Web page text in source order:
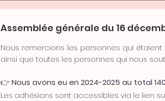
Assemblée générale du 16
Nous remercions les personnes qui
ainsi que toutes les personnes qui nous
👉Nous avons eu en 2024-2025 au total
Les adhésions sont accessibles via le lien